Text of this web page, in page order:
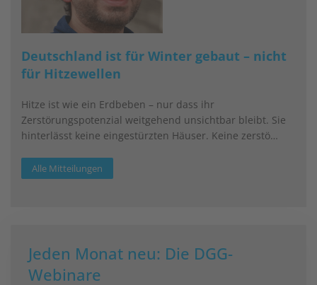
Deutschland ist für Winter gebaut – nicht
für Hitzewellen
Hitze ist wie ein Erdbeben – nur dass ihr
Zerstörungspotenzial weitgehend unsichtbar bleibt. Sie
hinterlässt keine eingestürzten Häuser. Keine zerstö…
Alle Mitteilungen
Jeden Monat neu: Die DGG-
Webinare